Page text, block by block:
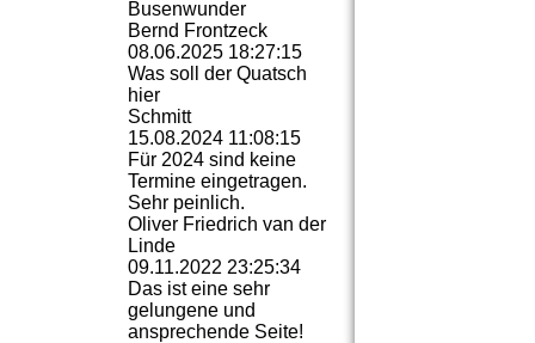
Busenwunder
Bernd Frontzeck
08.06.2025 18:27:15
Was soll der Quatsch
hier
Schmitt
15.08.2024 11:08:15
Für 2024 sind keine
Termine eingetragen.
Sehr peinlich.
Oliver Friedrich van der
Linde
09.11.2022 23:25:34
Das ist eine sehr
gelungene und
ansprechende Seite!